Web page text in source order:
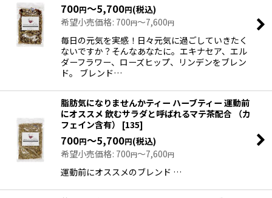
700円～5,700円(税込)
希望小売価格: 700円～7,600円
毎日の元気を実感！日々元気に過ごしていきたく
ないですか？そんなあなたに。エキナセア、エル
ダーフラワー、ローズヒップ、リンデンをブレン
ド。 ブレンド…
脂肪気になりませんかティー ハーブティー 運動前
にオススメ 飲むサラダと呼ばれるマテ茶配合 （カ
フェイン含有）
[135]
700円～5,700円(税込)
希望小売価格: 700円～7,600円
運動前にオススメのブレンド …